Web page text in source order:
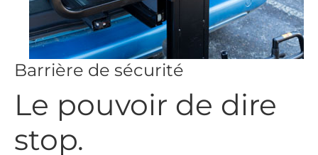
Barrière de sécurité
Le pouvoir de dire
stop.